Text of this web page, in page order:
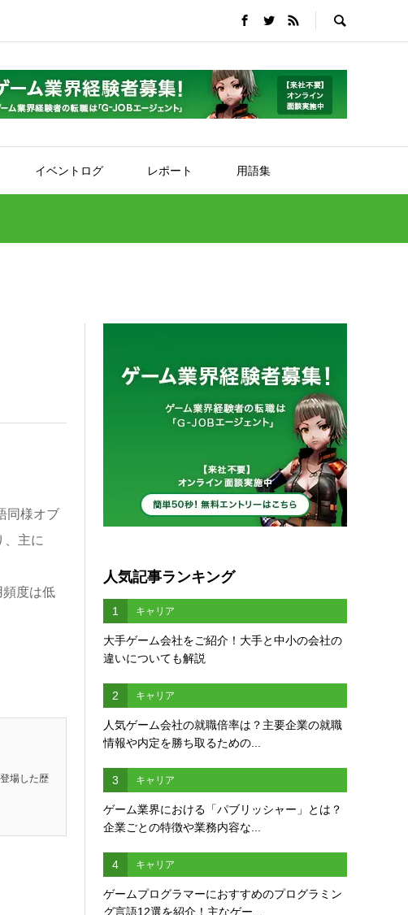
イベントログ レポート 用語集
同様オブ
、主に
度は低
場した歴
人気記事ランキング
1 キャリア
大手ゲーム会社をご紹介！大手と中小の会社の
違いについても解説
2 キャリア
人気ゲーム会社の就職倍率は？主要企業の就職
情報や内定を勝ち取るための...
3 キャリア
ゲーム業界における「パブリッシャー」とは？
企業ごとの特徴や業務内容な...
4 キャリア
ゲームプログラマーにおすすめのプログラミン
グ言語12選を紹介！主なゲー...